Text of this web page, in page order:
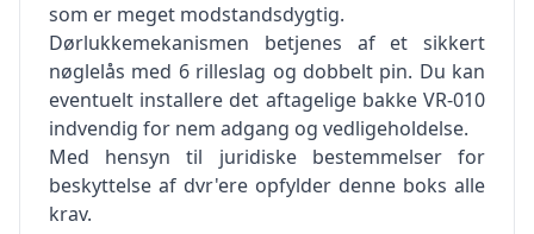
som er meget modstandsdygtig.
Dørlukkemekanismen betjenes af et sikkert
nøglelås med 6 rilleslag og dobbelt pin. Du kan
eventuelt installere det aftagelige bakke VR-010
indvendig for nem adgang og vedligeholdelse.
Med hensyn til juridiske bestemmelser for
beskyttelse af dvr'ere opfylder denne boks alle
krav.